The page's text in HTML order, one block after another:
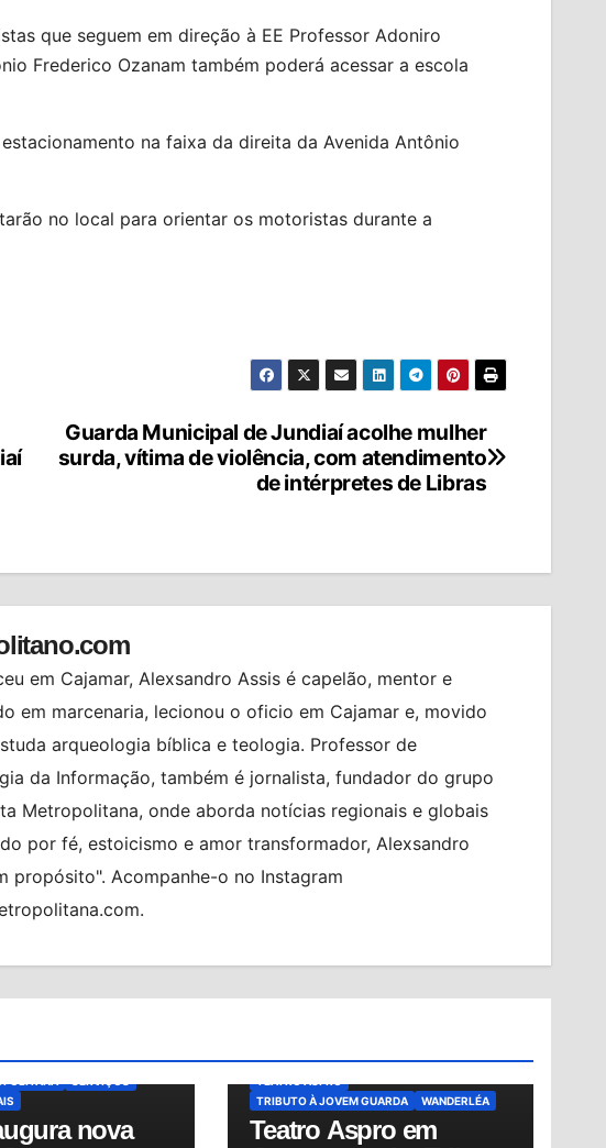
que seguem em direção à EE Professor Adoniro
Frederico Ozanam também poderá acessar a escola
na faixa da direita da Avenida Antônio
no local para orientar os motoristas durante a
Guarda Municipal de Jundiaí acolhe mulher
surda, vítima de violência, com atendimento
de intérpretes de Libras
em Cajamar, Alexsandro Assis é capelão, mentor e
em marcenaria, lecionou o oficio em Cajamar e, movido
arqueologia bíblica e teologia. Professor de
da Informação, também é jornalista, fundador do grupo
Metropolitana, onde aborda notícias regionais e globais
por fé, estoicismo e amor transformador, Alexsandro
propósito". Acompanhe-o no Instagram
CONTA DE LUZ
ENEL
PLAZA SHOPPING
nova
CULTURA
ERASMO CARLOS
IÊ IÊ IÊ
ROBERTO CARLOS
SHOW
TRIBUTO À JOVEM GUARDA
WANDERLÉA
Teatro Aspro em